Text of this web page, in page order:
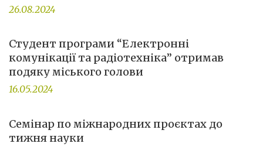
26.08.2024
Студент програми “Електронні
комунікації та радіотехніка” отримав
подяку міського голови
16.05.2024
Семінар по міжнародних проєктах до
тижня науки